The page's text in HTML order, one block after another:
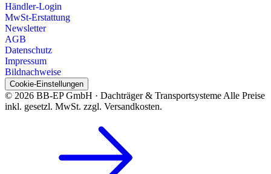
Händler-Login
MwSt-Erstattung
Newsletter
AGB
Datenschutz
Impressum
Bildnachweise
Cookie-Einstellungen
© 2026 BB-EP GmbH · Dachträger & Transportsysteme Alle Preise
inkl. gesetzl. MwSt. zzgl. Versandkosten.